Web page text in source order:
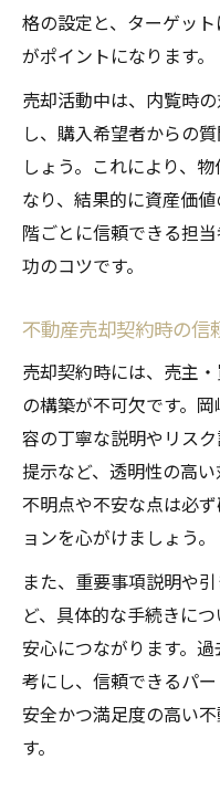
格の設定と、ターゲッ
がポイントになります。
売却活動中は、内覧時
し、購入希望者からの
しょう。これにより、
なり、結果的に資産価
階ごとに信頼できる担
功のコツです。
不動産売却契約時の信
売却契約時には、売主
の構築が不可欠です。
容の丁寧な説明やリス
提示など、透明性の高
不明点や不安な点は必
ョンを心がけましょう。
また、重要事項説明や
ど、具体的な手続きに
安心につながります。
考にし、信頼できるパ
安全かつ満足度の高い
す。